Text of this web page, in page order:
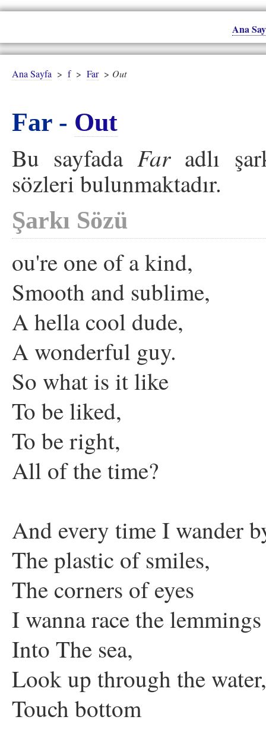
Ana
Ana Sayfa > f > Far > Out
Far - Out
Bu sayfadaFaradlı
sözleri bulunmaktadır.
Şarkı Sözü
ou're one of a kind,
Smooth and sublime,
A hella cool dude,
A wonderful guy.
So what is it like
To be liked,
To be right,
All of the time?
And every time I wander
The plastic of smiles,
The corners of eyes
I wanna race the lemmings
Into The sea,
Look up through the water,
Touch bottom